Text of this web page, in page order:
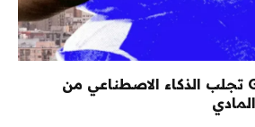
Gemini Robotics 2 تجلب الذكاء الاصطناعي من